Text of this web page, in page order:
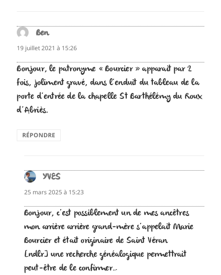
Bendit :
19 juillet 2021 à 15:26
Bonjour, le patronyme « Bourcier » apparait par 2
fois, joliment gravé, dans l’enduit du tableau de la
porte d’entrée de la chapelle St Barthélémy du Roux
d’Abriès.
RÉPONDRE
YVESdit :
25 mars 2025 à 15:23
Bonjour, c’est possiblement un de mes ancêtres
mon arrière arrière grand-mère s’appelait Marie
Bourcier et était originaire de Saint Véran
[ndlr] une recherche généalogique permettrait
peut-être de le confirmer…